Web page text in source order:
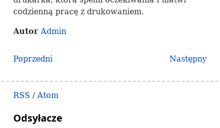
codzienną pracę z drukowaniem.
AutorAdmin
Poprzedni Następny
RSS /Atom
Odsyłacze